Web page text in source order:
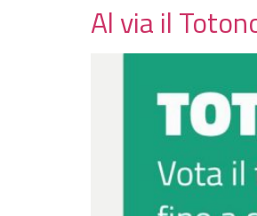
Al via il